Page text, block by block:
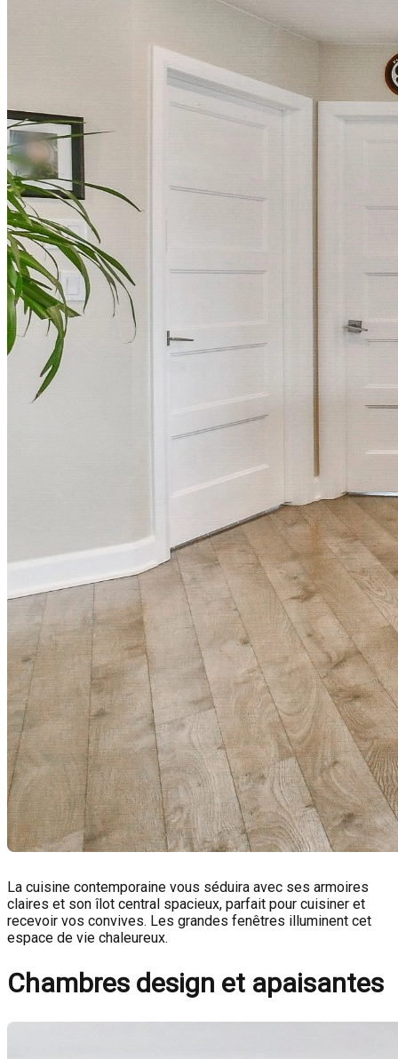
La cuisine contemporaine vous séduira avec ses armoires
claires et son îlot central spacieux, parfait pour cuisiner et
recevoir vos convives. Les grandes fenêtres illuminent cet
espace de vie chaleureux.
Chambres design et apaisantes